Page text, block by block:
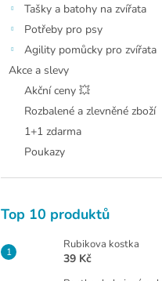
Tašky a batohy na zvířata
Potřeby pro psy
Agility pomůcky pro zvířata
Akce a slevy
Akční ceny 💥
Rozbalené a zlevněné zboží
1+1 zdarma
Poukazy
Top 10 produktů
Rubikova kostka
39 Kč